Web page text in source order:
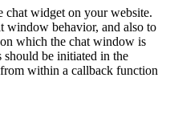
chat widget on your website.
window behavior, and also to
which the chat window is
should be initiated in the
within a callback function